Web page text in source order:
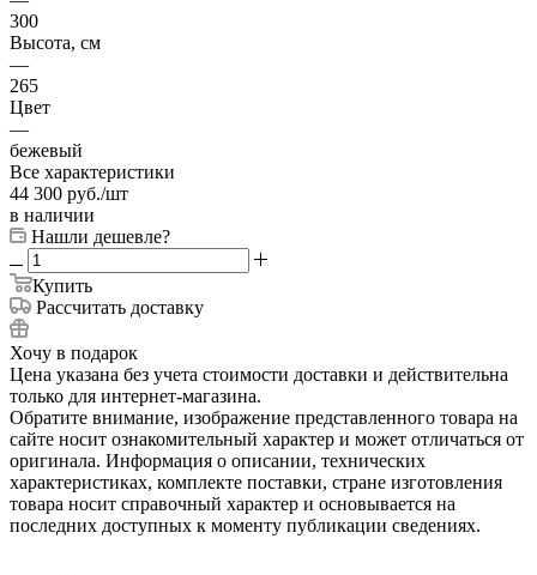
300
Высота, см
—
265
Цвет
—
бежевый
Все характеристики
44 300 руб./шт
в наличии
Нашли дешевле?
Купить
Рассчитать доставку
Хочу в подарок
Цена указана без учета стоимости доставки и действительна
только для интернет-магазина.
Обратите внимание, изображение представленного товара на
сайте носит ознакомительный характер и может отличаться от
оригинала. Информация о описании, технических
характеристиках, комплекте поставки, стране изготовления
товара носит справочный характер и основывается на
последних доступных к моменту публикации сведениях.